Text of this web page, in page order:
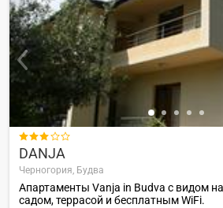

DANJA
Черногория, Будва
Апартаменты Vanja in Budva с видом
садом, террасой и бесплатным WiFi.